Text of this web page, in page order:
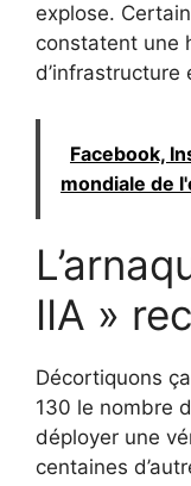
explose.
constatent une
d’infrastructure
Facebook,
mondiale de
IIA »
Décortiquons
130 le nombre
déployer une
centaines